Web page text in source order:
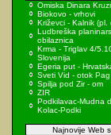
Omiska Dinara
Biokovo - vrhovi
Križevci - Kalnik (pl.
Ludbreška
obilaznica
Krma - Triglav 4/
Slovenija
Egeria put -
Sveti Vid - otok Pag
Spilja pod Zir - om
ZIR
Podkilavac-Mudna
Kolac-Podki
Najnovije Web